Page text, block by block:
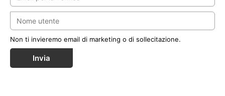
Non ti invieremo email di marketing o di sollecitazione.
Invia